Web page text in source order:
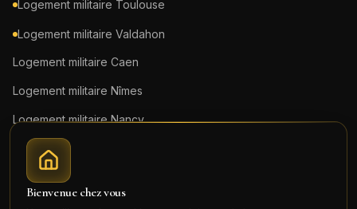
Logement militaire Toulouse
Logement militaire Valdahon
Logement militaire Caen
Logement militaire Nîmes
Logement militaireNancy
Logement militaire
Logement militaire
Bienvenue chez vous